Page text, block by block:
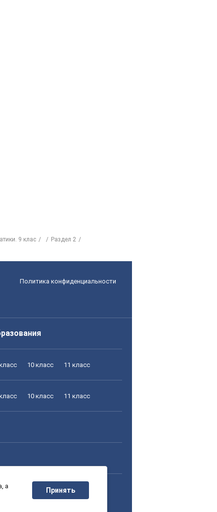
9 клас
Раздел 2
Политика конфиденциальности
10 класс 11 класс
10 класс 11 класс
10 класс 11 класс
а
Принять